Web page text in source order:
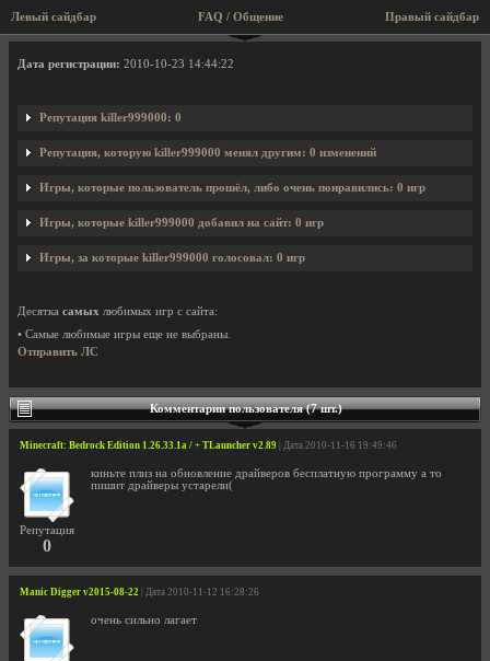
Левый сайдбар Правый сайдбар
FAQ / Общение
Профиль пользователя killer999000
Дата регистрации: 2010-10-23 14:44:22
Репутация killer999000: 0
Репутация, которую killer999000 менял другим: 0 изменений
Игры, которые пользователь прошёл, либо очень понравились: 0 игр
Игры, которые killer999000 добавил на сайт: 0 игр
Игры, за которые killer999000 голосовал: 0 игр
Десятка самых любимых игр с сайта:
• Самые любимые игры еще не выбраны.
Отправить ЛС
Комментарии пользователя (7 шт.)
Minecraft: Bedrock Edition 1.26.33.1a / + TLauncher v2.89 | Дата 2010-11-16 19:49:46
Репутация
0
киньте плиз на обновление драйверов бесплатную программу а то
пишит драйверы устарели(
Manic Digger v2015-08-22 | Дата 2010-11-12 16:28:26
очень сильно лагает